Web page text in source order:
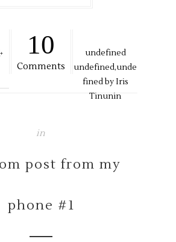
10
Comments
undefined
undefined,unde
fined byIris
Tinunin
in
post from my
phone #1